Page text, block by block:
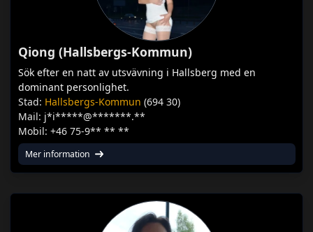
Qiong (Hallsbergs-Kommun)
Sök efter en natt av utsvävning i Hallsberg med en
dominant personlighet.
Stad: Hallsbergs-Kommun (694 30)
Mail: j*i*****@*******.**
Mobil: +46 75-9** ** **
Mer information